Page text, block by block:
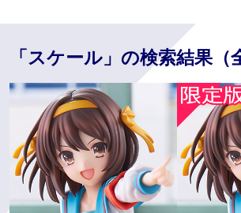
「スケール」の検索結果（